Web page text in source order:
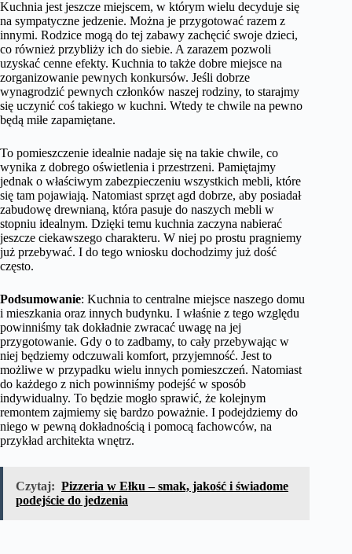
Kuchnia jest jeszcze miejscem, w którym wielu decyduje się
na sympatyczne jedzenie. Można je przygotować razem z
innymi. Rodzice mogą do tej zabawy zachęcić swoje dzieci,
co również przybliży ich do siebie. A zarazem pozwoli
uzyskać cenne efekty. Kuchnia to także dobre miejsce na
zorganizowanie pewnych konkursów. Jeśli dobrze
wynagrodzić pewnych członków naszej rodziny, to starajmy
się uczynić coś takiego w kuchni. Wtedy te chwile na pewno
będą miłe zapamiętane.
To pomieszczenie idealnie nadaje się na takie chwile, co
wynika z dobrego oświetlenia i przestrzeni. Pamiętajmy
jednak o właściwym zabezpieczeniu wszystkich mebli, które
się tam pojawiają. Natomiast sprzęt agd dobrze, aby posiadał
zabudowę drewnianą, która pasuje do naszych mebli w
stopniu idealnym. Dzięki temu kuchnia zaczyna nabierać
jeszcze ciekawszego charakteru. W niej po prostu pragniemy
już przebywać. I do tego wniosku dochodzimy już dość
często.
Podsumowanie: Kuchnia to centralne miejsce naszego domu
i mieszkania oraz innych budynku. I właśnie z tego względu
powinniśmy tak dokładnie zwracać uwagę na jej
przygotowanie. Gdy o to zadbamy, to cały przebywając w
niej będziemy odczuwali komfort, przyjemność. Jest to
możliwe w przypadku wielu innych pomieszczeń. Natomiast
do każdego z nich powinniśmy podejść w sposób
indywidualny. To będzie mogło sprawić, że kolejnym
remontem zajmiemy się bardzo poważnie. I podejdziemy do
niego w pewną dokładnością i pomocą fachowców, na
przykład architekta wnętrz.
Czytaj: Pizzeria w Ełku – smak, jakość i świadome
podejście do jedzenia